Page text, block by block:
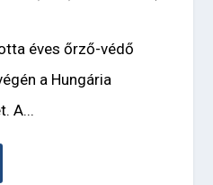
éves őrző-védő
a Hungária
A...